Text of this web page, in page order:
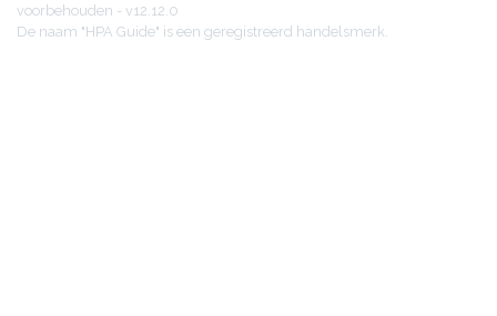
voorbehouden - v12.12.0
De naam "HPA Guide" is een geregistreerd handelsmerk.